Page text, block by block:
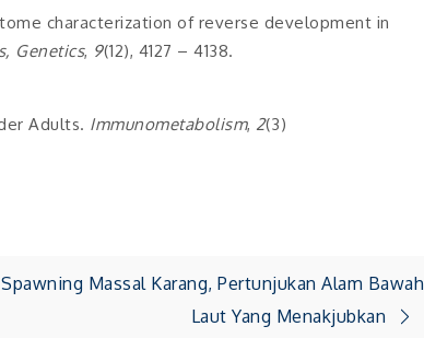
characterization of reverse development in
Genetics, 9(12), 4127 – 4138.
Adults. Immunometabolism, 2(3)
Spawning Massal Karang, Pertunjukan Alam Bawah
Laut Yang Menakjubkan